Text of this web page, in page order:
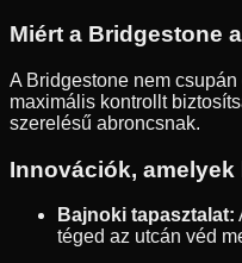
Miért a Bridgestone
A Bridgestone nem
maximális kontrollt
szerelésű abroncsnak.
Innovációk,
Bajnoki tapasztalat:
téged az utcán véd